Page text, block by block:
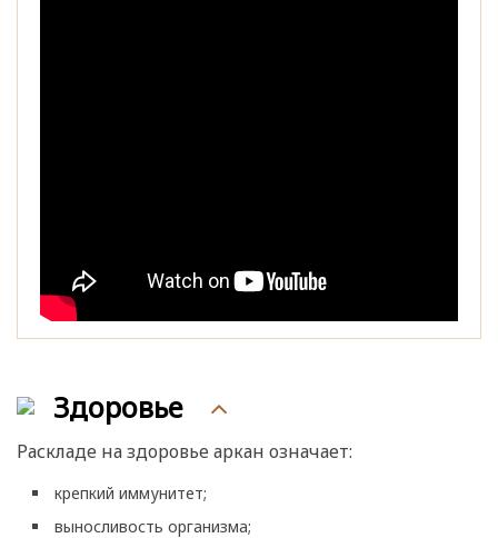
Здоровье
Раскладе на здоровье аркан означает:
крепкий иммунитет;
выносливость организма;